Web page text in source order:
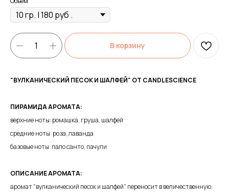
В корзину
"ВУЛКАНИЧЕСКИЙ ПЕСОК И ШАЛФЕЙ" ОТ CANDLESCIENCE
ПИРАМИДА АРОМАТА:
верхние ноты: ромашка, груша, шалфей
средние ноты: роза, лаванда
базовые ноты: пало санто, пачули
ОПИСАНИЕ АРОМАТА:
аромат "вулканический песок и шалфей" переносит в величественную,